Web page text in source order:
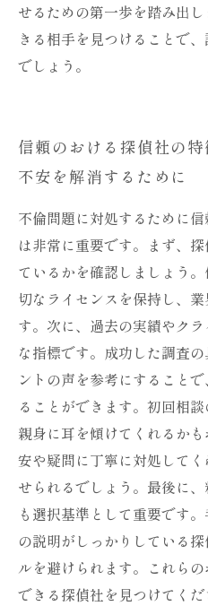
せるための第一歩を踏み出
きる相手を見つけることで
でしょう。
信頼のおける探偵社の
不安を解消するために
不倫問題に対処するために
は非常に重要です。まず、
ているかを確認しましょう
切なライセンスを保持し、
す。次に、過去の実績やク
な指標です。成功した調査
ントの声を参考にすること
ることができます。初回相
親身に耳を傾けてくれるか
安や疑問に丁寧に対処して
せられるでしょう。最後に
も選択基準として重要です
の説明がしっかりしている
ルを避けられます。これら
できる探偵社を見つけてくだ